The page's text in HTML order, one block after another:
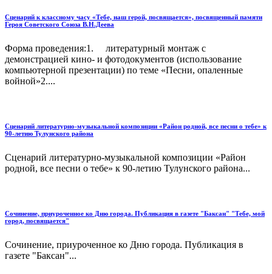
Сценарий к классному часу «Тебе, наш герой, посвящается», посвященный памяти
Героя Советского Союза В.Н.Деева
Форма проведения:1. литературный монтаж с
демонстрацией кино- и фотодокументов (использование
компьютерной презентации) по теме «Песни, опаленные
войной»2....
Сценарий литературно-музыкальной композиции «Район родной, все песни о тебе» к
90-летию Тулунского района
Сценарий литературно-музыкальной композиции «Район
родной, все песни о тебе» к 90-летию Тулунского района...
Сочинение, приуроченное ко Дню города. Публикация в газете "Баксан" "Тебе, мой
город, посвящается"
Сочинение, приуроченное ко Дню города. Публикация в
газете "Баксан"...